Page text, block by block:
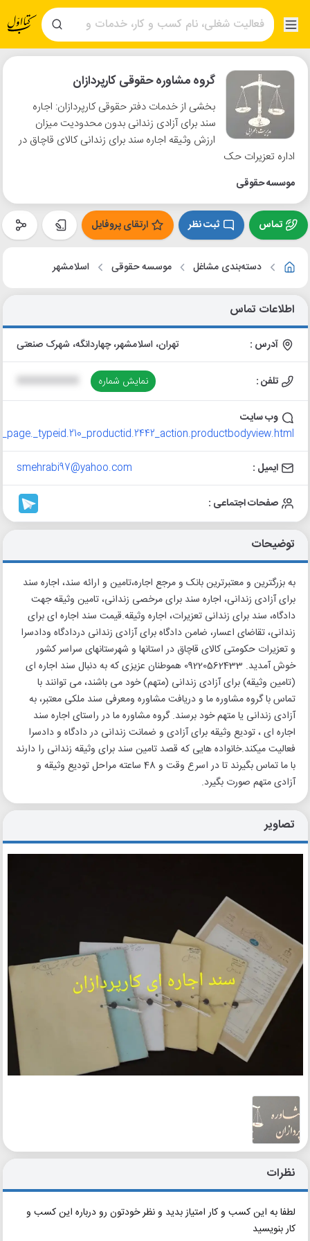
گروه مشاوره حقوقی کارپردازان
بخشی از خدمات دفتر حقوقی کارپردازان: اجاره
سند برای آزادی زندانی بدون محدودیت میزان
ارزش وثیقه اجاره سند برای زندانی کالای قاچاق در
اداره تعزیرات حک
موسسه حقوقی
تماس ثبت نظر ارتقای پروفایل
دسته‌بندی مشاغل موسسه حقوقی اسلامشهر
اطلاعات تماس
آدرس : تهران، اسلامشهر، چهاردانگه، شهرک صنعتی
تلفن : نمایش شماره
وب سایت
ایمیل : smehrabi97@yahoo.com
صفحات اجتماعی :
توضیحات
به بزرگترین و معتبرترین بانک و مرجع اجاره،تامین و ارائه سند، اجاره سند
برای آزادی زندانی، اجاره سند برای مرخصی زندانی،‌ تامین وثیقه جهت
دادگاه، سند برای زندانی تعزیرات، اجاره وثیقه.قیمت سند اجاره ای برای
زندانی، تقاضای اعسار، ضامن دادگاه برای آزادی زندانی دردادگاه ودادسرا
و تعزیرات حکومتی کالای قاچاق در استانها و شهرستانهای سراسر کشور
خوش آمدید. 09220562433 هموطنان عزیزی که به دنبال سند اجاره ای
(تامین وثیقه) برای آزادی زندانی (متهم) خود می باشند، می توانند با
تماس با گروه مشاوره ما و دریافت مشاوره ومعرفی سند ملکی معتبر، به
آزادی زندانی یا متهم خود برسند. گروه مشاوره ما در راستای اجاره سند
اجاره ای ، تودیع وثیقه برای آزادی و ضمانت زندانی در دادگاه و دادسرا
فعالیت میکند.خانواده هایی که قصد تامین سند برای وثیقه زندانی را دارند
با ما تماس بگیرند تا در اسرع وقت و 48 ساعته مراحل تودیع وثیقه و
آزادی متهم صورت بگیرد.
تصاویر
نظرات
لطفا به این کسب و کار امتیاز بدید و نظر خودتون رو درباره این کسب و
کار بنویسید